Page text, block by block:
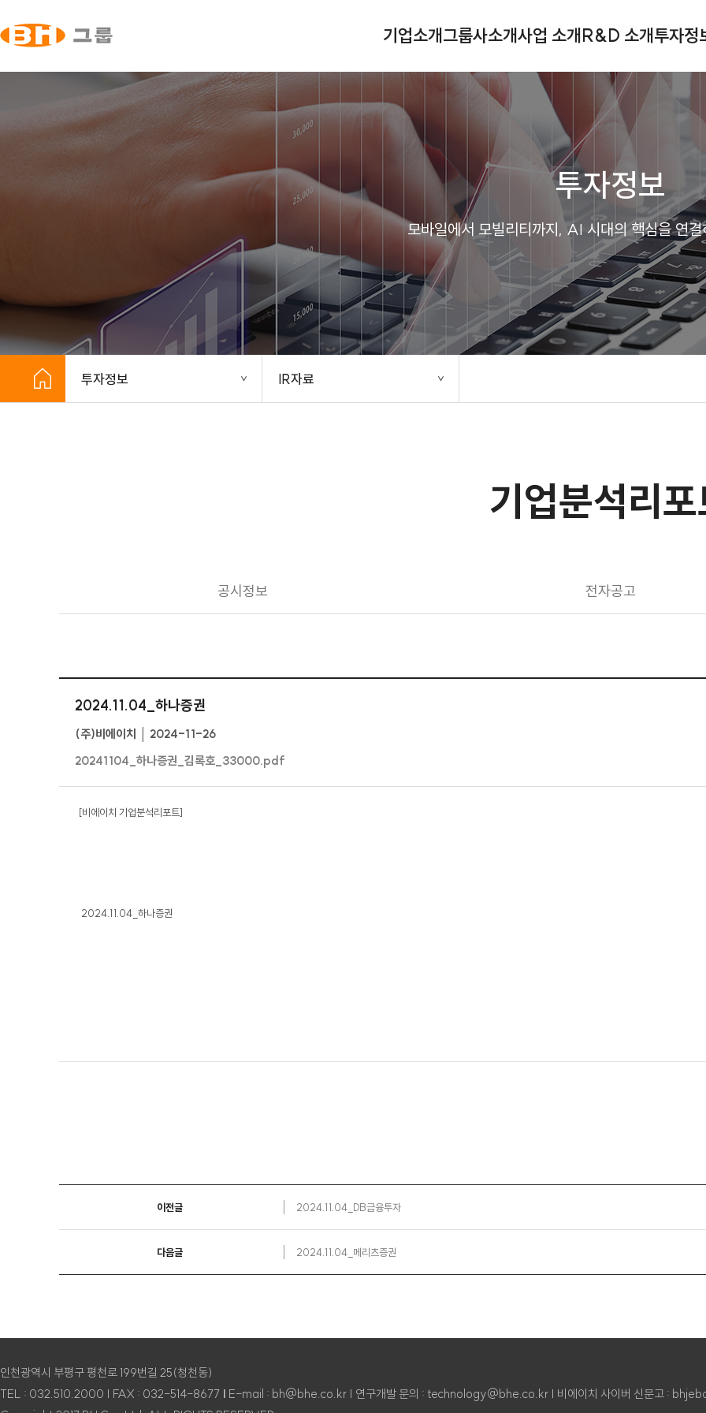
기업소개그룹사소개사업 소개 R&D 소개투자정
투자정보
모바일에서 모빌리티까지, AI 시대의 핵심을 연
투자정보 IR자료
기업분석리
공시정보 전자공고
2024.11.04_하나증권
(주)비에이치 │ 2024-11-26
20241104_하나증권_김록호_33000.pdf
[비에이치 기업분석리포트]
2024.11.04_하나증권
이전글 2024.11.04_DB금융투자
다음글 2024.11.04_메리츠증권
인천광역시 부평구 평천로 199번길 25(청천동)
TEL : 032.510.2000 | FAX : 032-514-8677 | E-mail : bh@bhe.co.kr | 연구개발 문의 : technology@bhe.co.kr | 비에이치 사이버 신문고 :